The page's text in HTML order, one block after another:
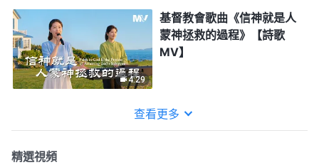
4:29
基督教會歌曲《信神就是人
蒙神拯救的過程》【詩歌
MV】
查看更多
精選視頻